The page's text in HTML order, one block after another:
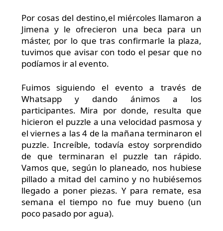
Por cosas del destino,el miércoles llamaron a
Jimena y le ofrecieron una beca para un
máster, por lo que tras confirmarle la plaza,
tuvimos que avisar con todo el pesar que no
podíamos ir al evento.
Fuimos siguiendo el evento a través de
Whatsapp y dando ánimos a los
participantes. Mira por donde, resulta que
hicieron el puzzle a una velocidad pasmosa y
el viernes a las 4 de la mañana terminaron el
puzzle. Increíble, todavía estoy sorprendido
de que terminaran el puzzle tan rápido.
Vamos que, según lo planeado, nos hubiese
pillado a mitad del camino y no hubiésemos
llegado a poner piezas. Y para remate, esa
semana el tiempo no fue muy bueno (un
poco pasado por agua).